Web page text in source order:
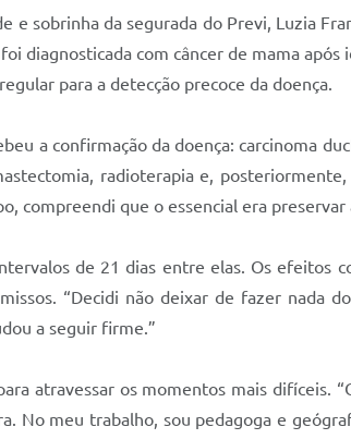
e sobrinha da segurada do Previ, Luzia
diagnosticada com câncer de mama
para a detecção precoce da doença.
a confirmação da doença: carcinoma
radioterapia e, posteriormente,
compreendi que o essencial era preservar
de 21 dias entre elas. Os efeitos
“Decidi não deixar de fazer nada
a seguir firme.”
atravessar os momentos mais difíceis.
No meu trabalho, sou pedagoga e